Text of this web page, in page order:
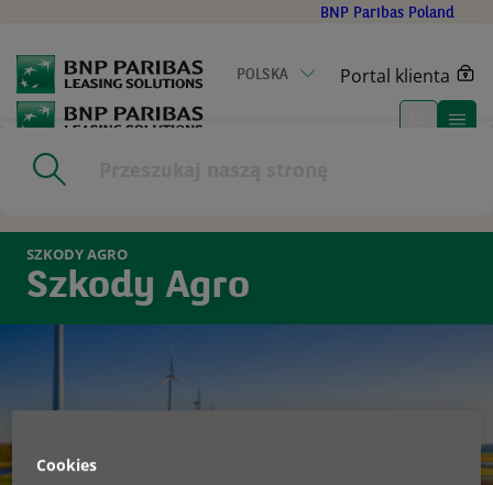
main
content
BNP Paribas Poland
POLSKA Portal klienta
Home
ubezpieczenia
SZKODY AGRO
Szkody Agro
Cookies